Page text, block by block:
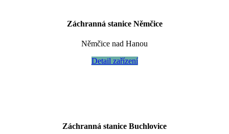
Záchranná stanice Němčice
Němčice nad Hanou
Detail zařízení
Záchranná stanice Buchlovice